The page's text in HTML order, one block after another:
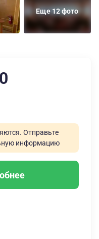
Еще 12 фото
Отправьте
информацию